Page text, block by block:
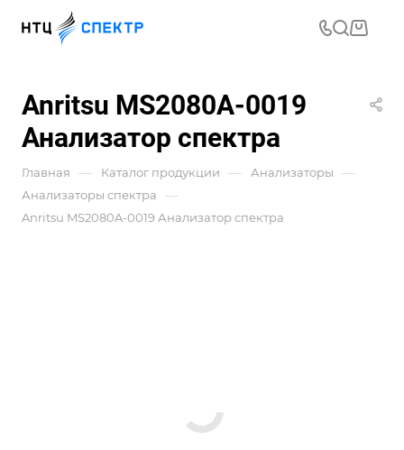
Anritsu MS2080A-0019
Анализатор спектра
Главная — Каталог продукции — Анализаторы —
Анализаторы спектра —
Anritsu MS2080A-0019 Анализатор спектра